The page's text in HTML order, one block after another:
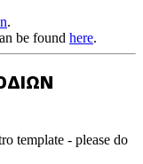
.
be found here.
template - please do